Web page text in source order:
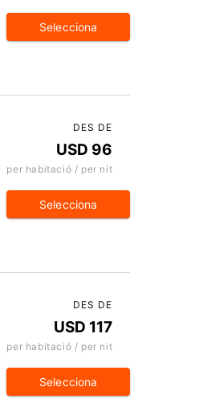
Selecciona
DES DE
USD 96
per habitació / per nit
Selecciona
DES DE
USD 117
per habitació / per nit
Selecciona